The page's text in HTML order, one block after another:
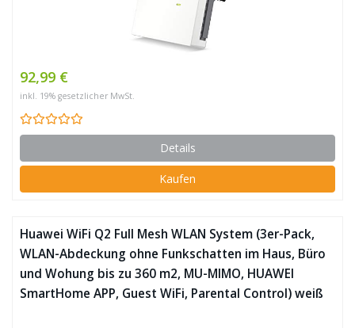
92,99 €
inkl. 19% gesetzlicher MwSt.
Details
Kaufen
Huawei WiFi Q2 Full Mesh WLAN System (3er-Pack,
WLAN-Abdeckung ohne Funkschatten im Haus, Büro
und Wohung bis zu 360 m2, MU-MIMO, HUAWEI
SmartHome APP, Guest WiFi, Parental Control) weiß